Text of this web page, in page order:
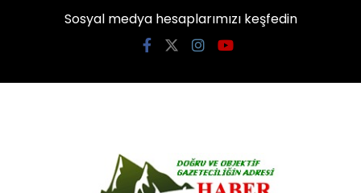
Sosyal medya hesaplarımızı keşfedin